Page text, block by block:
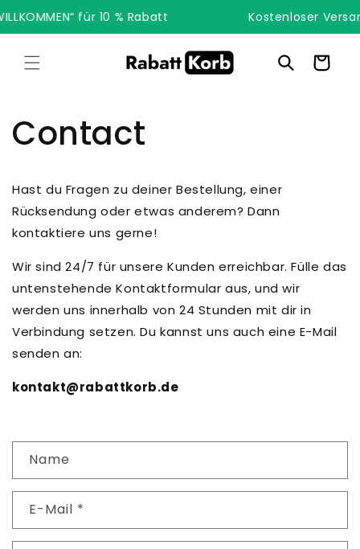
zum
Inhalt
für 10 % Rabatt Kostenloser
Warenkorb
Contact
Hast du Fragen zu deiner Bestellung, einer
Rücksendung oder etwas anderem? Dann
kontaktiere uns gerne!
Wir sind 24/7 für unsere Kunden erreichbar. Fülle das
untenstehende Kontaktformular aus, und wir
werden uns innerhalb von 24 Stunden mit dir in
Verbindung setzen. Du kannst uns auch eine E-Mail
senden an:
kontakt@rabattkorb.de
n
a
Name
E-Mail *